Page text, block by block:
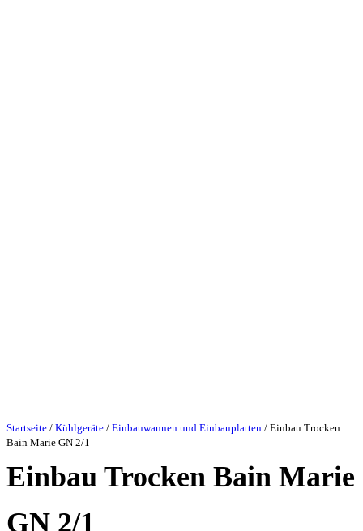
Startseite / Kühlgeräte / Einbauwannen und Einbauplatten / Einbau Trocken
Bain Marie GN 2/1
Einbau Trocken Bain Marie
GN 2/1